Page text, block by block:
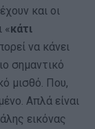
και οι
«κάτι
να κάνει
σημαντικό
μισθό. Που,
Απλά είναι
εικόνας